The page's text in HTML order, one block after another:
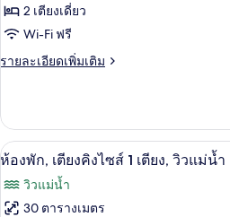
เตียง,
วิว
ภูเขา
ห้อง
พัก,
เตียง
2
เตียง,
วิว
ภูเขา
2 เตียงเดี่ยว
Wi-Fi ฟรี
รายละเอียดเพิ่มเติม
ราย
เกี่ยว
กับ
ห้อง
เตียง
เดี่ยว
เปิด
ภาพถ่าย
ทั้งหมด
เค
8
ห้องพัก, เตียงคิงไซส์ 1 เตียง, วิวแม่น้ำ
วิวแม่น้ำ
30 ตารางเมตร